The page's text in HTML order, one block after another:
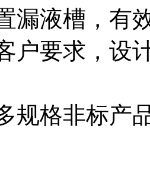
漏液槽，有
户要求，设
规格非标产